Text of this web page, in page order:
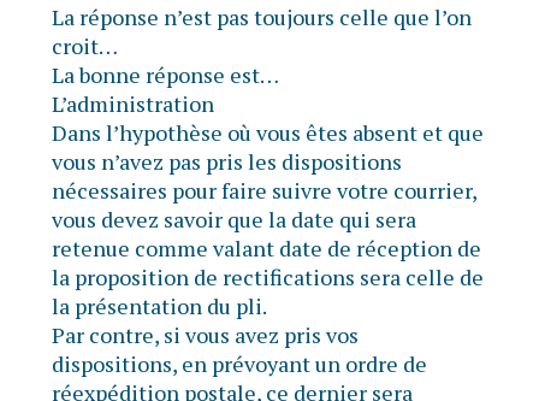
La réponse n’est pas toujours celle que l’on
croit…
La bonne réponse est…
L’administration
Dans l’hypothèse où vous êtes absent et que
vous n’avez pas pris les dispositions
nécessaires pour faire suivre votre courrier,
vous devez savoir que la date qui sera
retenue comme valant date de réception de
la proposition de rectifications sera celle de
la présentation du pli.
Par contre, si vous avez pris vos
dispositions, en prévoyant un ordre de
réexpédition postale, ce dernier sera